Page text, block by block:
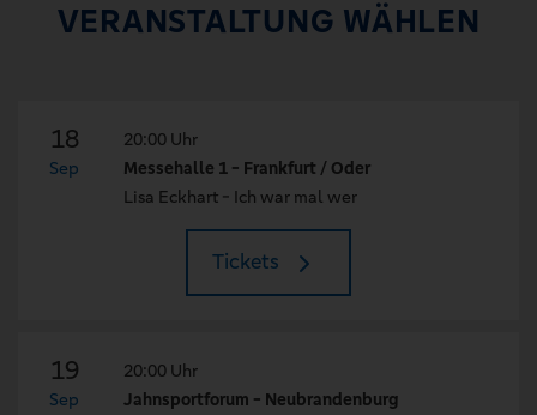
VERANSTALTUNG WÄHLEN
18
Sep
20:00 Uhr
Messehalle 1 - Frankfurt / Oder
Lisa Eckhart - Ich war mal wer
Tickets
19
Sep
20:00 Uhr
Jahnsportforum - Neubrandenburg